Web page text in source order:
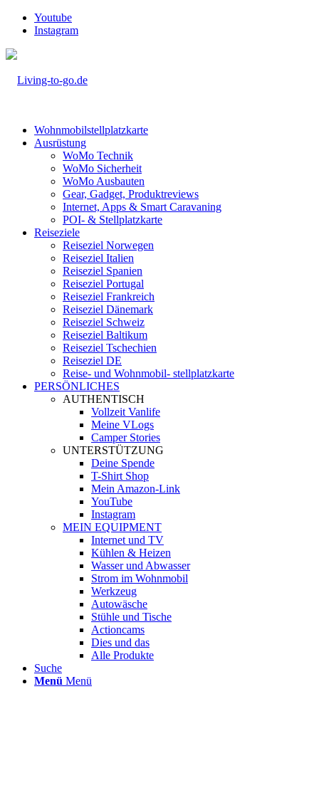
Youtube
Instagram
Wohnmobilstellplatzkarte
Ausrüstung
WoMo Technik
WoMo Sicherheit
WoMo Ausbauten
Gear, Gadget, Produktreviews
Internet, Apps & Smart Caravaning
POI- & Stellplatzkarte
Reiseziele
Reiseziel Norwegen
Reiseziel Italien
Reiseziel Spanien
Reiseziel Portugal
Reiseziel Frankreich
Reiseziel Dänemark
Reiseziel Schweiz
Reiseziel Baltikum
Reiseziel Tschechien
Reiseziel DE
Reise- und Wohnmobil- stellplatzkarte
PERSÖNLICHES
AUTHENTISCH
Vollzeit Vanlife
Meine VLogs
Camper Stories
UNTERSTÜTZUNG
Deine Spende
T-Shirt Shop
Mein Amazon-Link
YouTube
Instagram
MEIN EQUIPMENT
Internet und TV
Kühlen & Heizen
Wasser und Abwasser
Strom im Wohnmobil
Werkzeug
Autowäsche
Stühle und Tische
Actioncams
Dies und das
Alle Produkte
Suche
Menü Menü